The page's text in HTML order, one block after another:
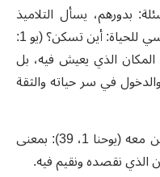
بدورهم، يسأل التلاميذ
ويستمعون للوصول إلى السؤال الأساسي للحياة: أين تسكن؟ (يو 1:
الذي يعيش فيه، بل
في سر حياته والثقة
كما ويعني"الانفتاح" القدرة على السكن معه (يوحنا 1، 39): بمعنى
الذي نقصده ونقيم فيه.